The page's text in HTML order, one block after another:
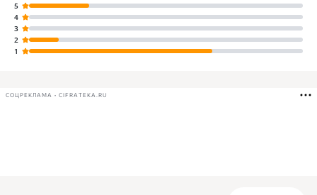
5
4
3
2
1
СОЦРЕКЛАМА • CIFRATEKA.RU